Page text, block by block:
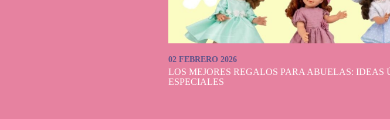
02 FEBRERO 2026
LOS MEJORES REGALOS PARA ABUELAS: IDEAS
ESPECIALES